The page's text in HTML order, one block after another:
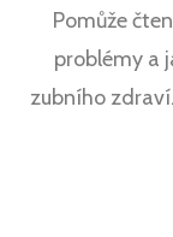
Pomůže
problémy a
zubního